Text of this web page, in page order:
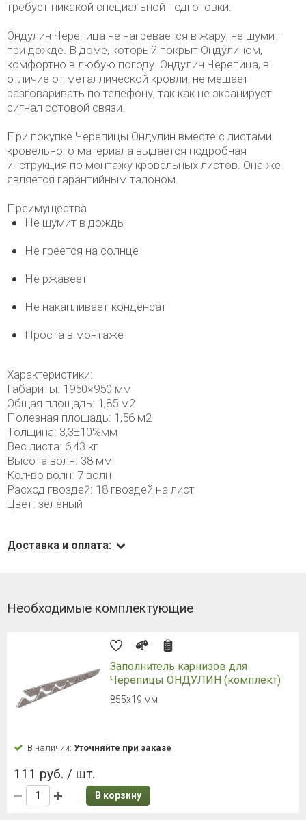
требует никакой специальной подготовки.
Ондулин Черепица не нагревается в жару, не шумит
при дожде. В доме, который покрыт Ондулином,
комфортно в любую погоду. Ондулин Черепица, в
отличие от металлической кровли, не мешает
разговаривать по телефону, так как не экранирует
сигнал сотовой связи.
При покупке Черепицы Ондулин вместе с листами
кровельного материала выдается подробная
инструкция по монтажу кровельных листов. Она же
является гарантийным талоном.
Преимущества
Не шумит в дождь
Не греется на солнце
Не ржавеет
Не накапливает конденсат
Проста в монтаже
Характеристики:
Габариты: 1950×950 мм
Общая площадь: 1,85 м2
Полезная площадь: 1,56 м2
Толщина: 3,3±10%мм
Вес листа: 6,43 кг
Высота волн: 38 мм
Кол-во волн: 7 волн
Расход гвоздей: 18 гвоздей на лист
Цвет: зеленый
Доставка и оплата:
Необходимые комплектующие
Заполнитель карнизов для
Черепицы ОНДУЛИН (комплект)
855х19 мм
В наличии: Уточняйте при заказе
111 руб. / шт.
В корзину